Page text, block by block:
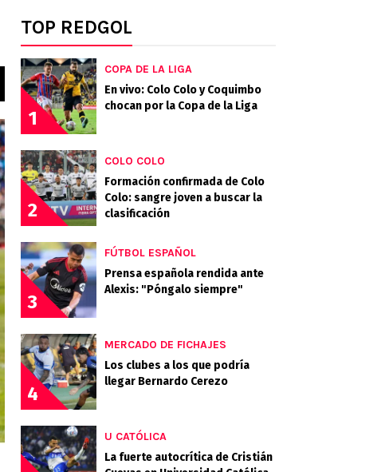
TOP REDGOL
1
COPA DE LA LIGA
En vivo: Colo Colo y Coquimbo
chocan por la Copa de la Liga
2
COLO COLO
Formación confirmada de Colo
Colo: sangre joven a buscar la
clasificación
3
FÚTBOL ESPAÑOL
Prensa española rendida ante
Alexis: "Póngalo siempre"
4
MERCADO DE FICHAJES
Los clubes a los que podría
llegar Bernardo Cerezo
U CATÓLICA
La fuerte autocrítica de Cristián